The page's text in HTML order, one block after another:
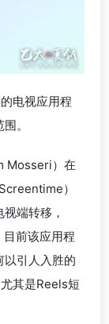
电视应用程
。
Mosseri）在
）
端转移，
前该应用程
以引人入胜的
其是Reels短